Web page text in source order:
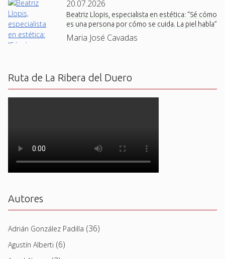
20.07.2026
Beatriz Llopis, especialista en estética: “Sé cómo
es una persona por cómo se cuida. La piel habla”
Maria José Cavadas
Ruta de La Ribera del Duero
Autores
Adrián González Padilla (36)
Agustín Alberti (6)